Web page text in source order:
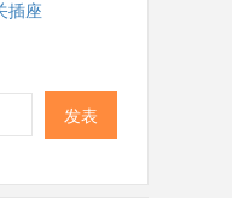
插座
发表